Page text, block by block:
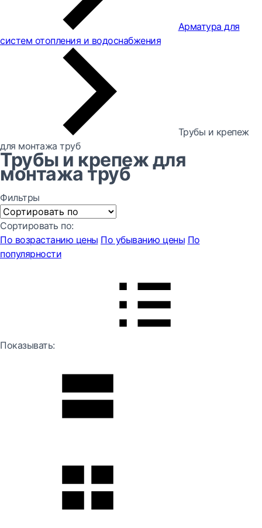
Арматура для
систем отопления и водоснабжения
Трубы и крепеж
для монтажа труб
Трубы и крепеж для
монтажа труб
Фильтры
Сортировать по:
По возрастанию цены По убыванию цены По
популярности
Показывать: